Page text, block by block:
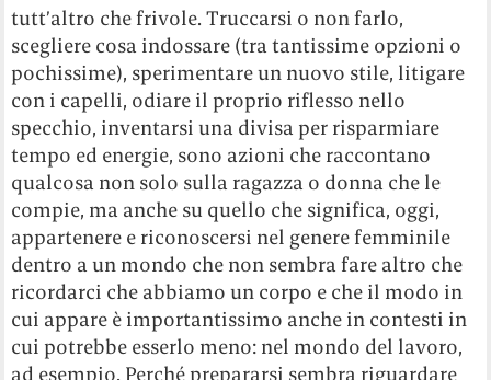
tutt’altro che frivole. Truccarsi o non farlo,
scegliere cosa indossare (tra tantissime opzioni o
pochissime), sperimentare un nuovo stile, litigare
con i capelli, odiare il proprio riflesso nello
specchio, inventarsi una divisa per risparmiare
tempo ed energie, sono azioni che raccontano
qualcosa non solo sulla ragazza o donna che le
compie, ma anche su quello che significa, oggi,
appartenere e riconoscersi nel genere femminile
dentro a un mondo che non sembra fare altro che
ricordarci che abbiamo un corpo e che il modo in
cui appare è importantissimo anche in contesti in
cui potrebbe esserlo meno: nel mondo del lavoro,
ad esempio. Perché prepararsi sembra riguardare